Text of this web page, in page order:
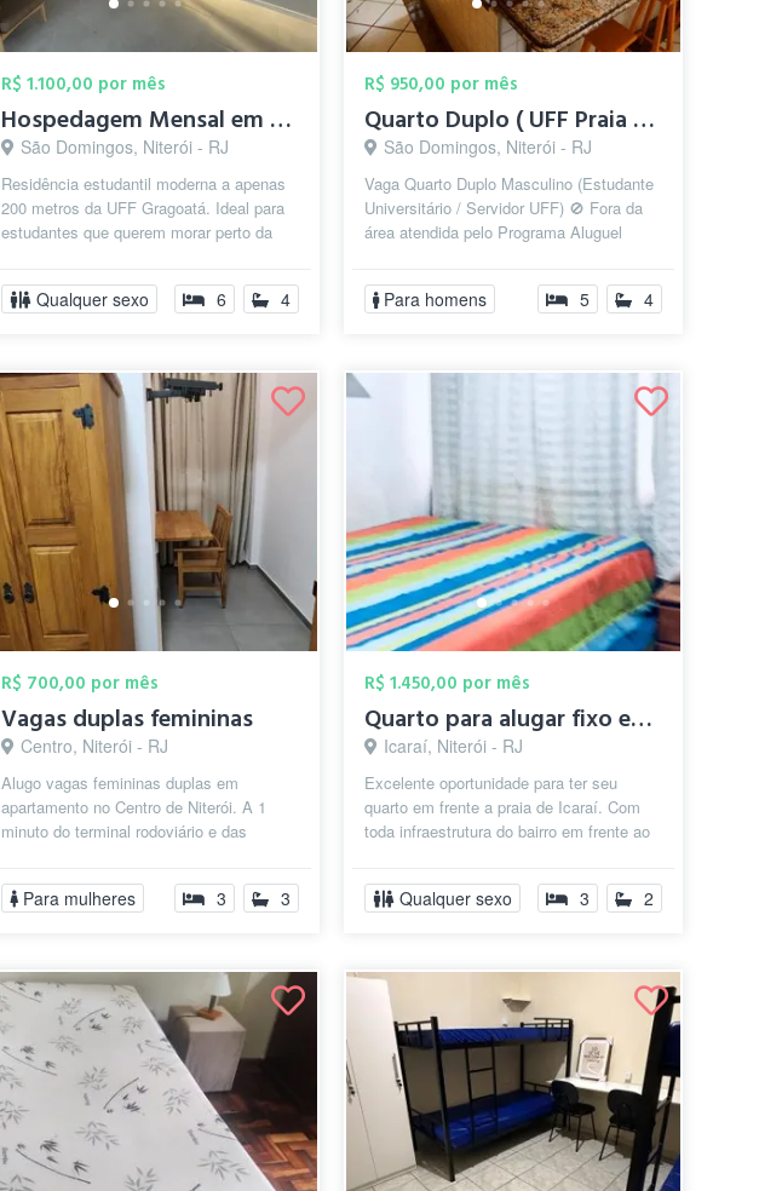
R$ 1.100,00 por mês
Hospedagem Mensal em Quarto Individual –...
São Domingos, Niterói - RJ
Residência estudantil moderna a apenas
200 metros da UFF Gragoatá. Ideal para
estudantes que querem morar perto da
Qualquer sexo 6 4
R$ 950,00 por mês
Quarto Duplo ( UFF Praia Vermelha)
São Domingos, Niterói - RJ
Vaga Quarto Duplo Masculino (Estudante
Universitário / Servidor UFF) 🚫 Fora da
área atendida pelo Programa Aluguel
Para homens 5 4
R$ 700,00 por mês
Vagas duplas femininas
Centro, Niterói - RJ
Alugo vagas femininas duplas em
apartamento no Centro de Niterói. A 1
minuto do terminal rodoviário e das
Pedr...
Para mulheres 3 3
R$ 1.450,00 por mês
Quarto para alugar fixo em frente Praia ...
Icaraí, Niterói - RJ
Excelente oportunidade para ter seu
quarto em frente a praia de Icaraí. Com
toda infraestrutura do bairro em frente ao
Qualquer sexo 3 2